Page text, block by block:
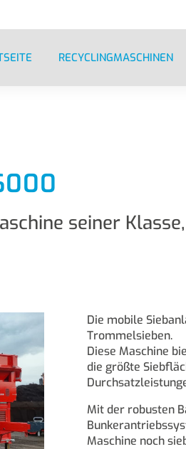
RECYCLINGMASCHINEN
seiner
Die mobile
Trommelsieben.
Diese Maschine
die größte
Mit der robusten
Maschine noch